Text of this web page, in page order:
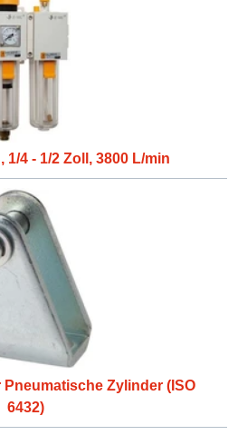
1/4 - 1/2 Zoll, 3800 L/min
Zylinder (ISO
6432)